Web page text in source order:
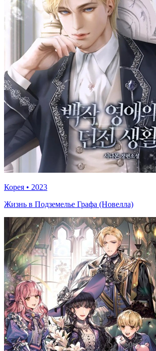
Корея • 2023
Жизнь в Подземелье Графа (Новелла)